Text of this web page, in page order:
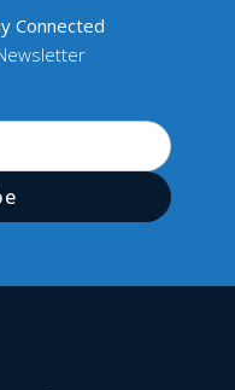
Connected